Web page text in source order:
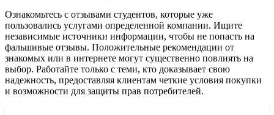
Ознакомьтесь с отзывами студентов, которые уже
пользовались услугами определенной компании. Ищите
независимые источники информации, чтобы не попасть на
фальшивые отзывы. Положительные рекомендации от
знакомых или в интернете могут существенно повлиять на
выбор. Работайте только с теми, кто доказывает свою
надежность, предоставляя клиентам четкие условия покупки
и возможности для защиты прав потребителей.